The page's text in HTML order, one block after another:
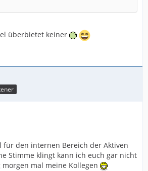
überbietet keiner
für den internen Bereich der Aktiven
Stimme klingt kann ich euch gar nicht
mal meine Kollegen